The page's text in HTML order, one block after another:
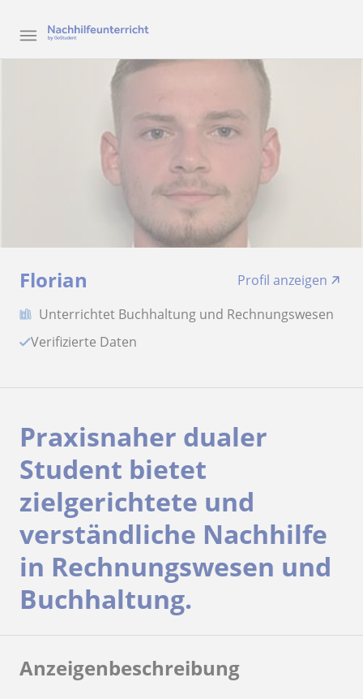
Florian
Profil anzeigen
Unterrichtet Buchhaltung und Rechnungswesen
Verifizierte Daten
Praxisnaher dualer
Student bietet
zielgerichtete und
verständliche Nachhilfe
in Rechnungswesen und
Buchhaltung.
Anzeigenbeschreibung